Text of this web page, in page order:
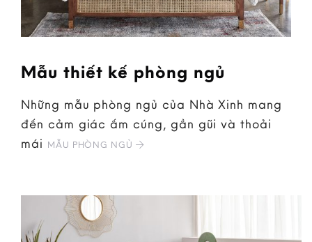
Mẫu thiết kế phòng ngủ
Những mẫu phòng ngủ của Nhà Xinh mang
đến cảm giác ấm cúng, gần gũi và thoải
mái MẪU PHÒNG NGỦ